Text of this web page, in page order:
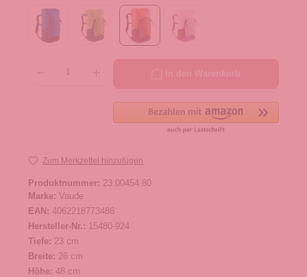
Zum Merkzettel hinzufügen
Produktnummer: 23.00454.80
Marke: Vaude
EAN: 4062218773486
Hersteller-Nr.: 15480-924
Tiefe: 23 cm
Breite: 26 cm
Höhe: 48 cm